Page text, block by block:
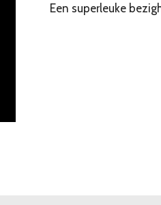
Een superleuke